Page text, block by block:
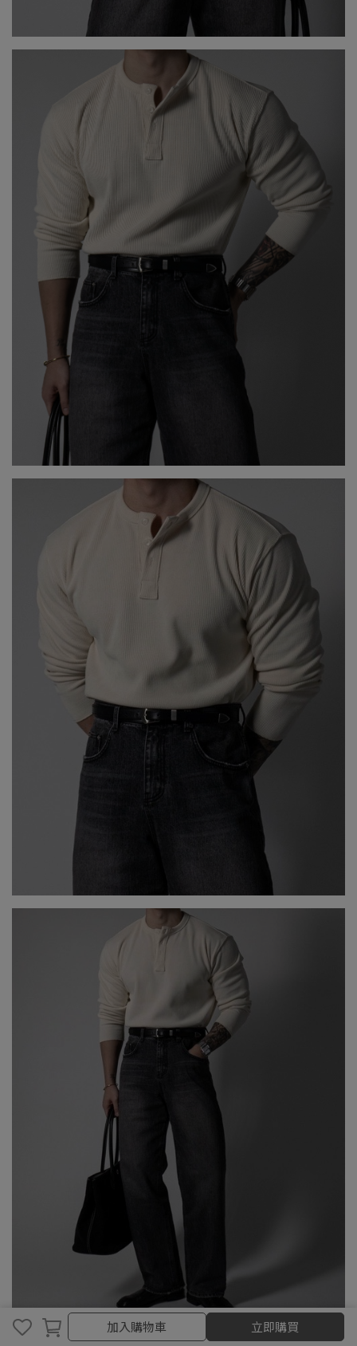
加入購物車
加入購物車 立即購買